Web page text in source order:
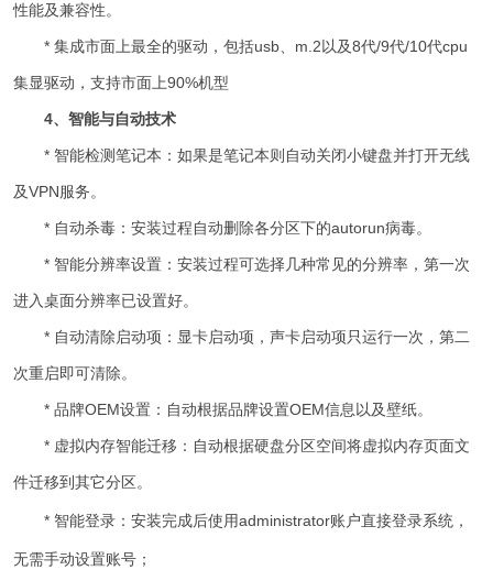
性能及兼容性。
* 集成市面上最全的驱动，包括usb、m.2以及8代/9代/10代cpu
集显驱动，支持市面上90%机型
4、智能与自动技术
* 智能检测笔记本：如果是笔记本则自动关闭小键盘并打开无线
及VPN服务。
* 自动杀毒：安装过程自动删除各分区下的autorun病毒。
* 智能分辨率设置：安装过程可选择几种常见的分辨率，第一次
进入桌面分辨率已设置好。
* 自动清除启动项：显卡启动项，声卡启动项只运行一次，第二
次重启即可清除。
* 品牌OEM设置：自动根据品牌设置OEM信息以及壁纸。
* 虚拟内存智能迁移：自动根据硬盘分区空间将虚拟内存页面文
件迁移到其它分区。
* 智能登录：安装完成后使用administrator账户直接登录系统，
无需手动设置账号；